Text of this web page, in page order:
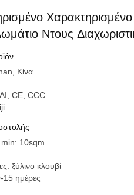
Χαρακτηρισμένο
Ντους
Κίνα
CE, CCC
min: 10sqm
ξύλινο κλουβί
ημέρες